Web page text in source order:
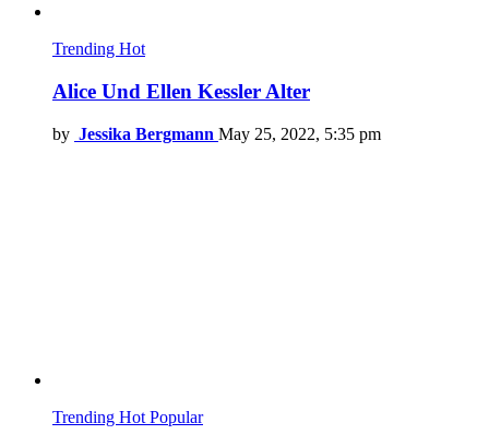
Trending Hot
Alice Und Ellen Kessler Alter
by Jessika Bergmann May 25, 2022, 5:35 pm
Trending Hot Popular